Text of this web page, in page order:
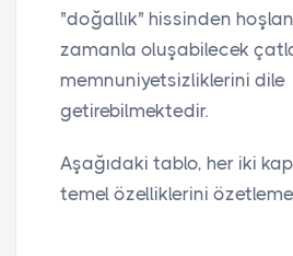
"doğallık" hissinden
zamanla oluşabilecek
memnuniyetsizliklerini dile
getirebilmektedir.
Aşağıdaki tablo, her iki
temel özelliklerini